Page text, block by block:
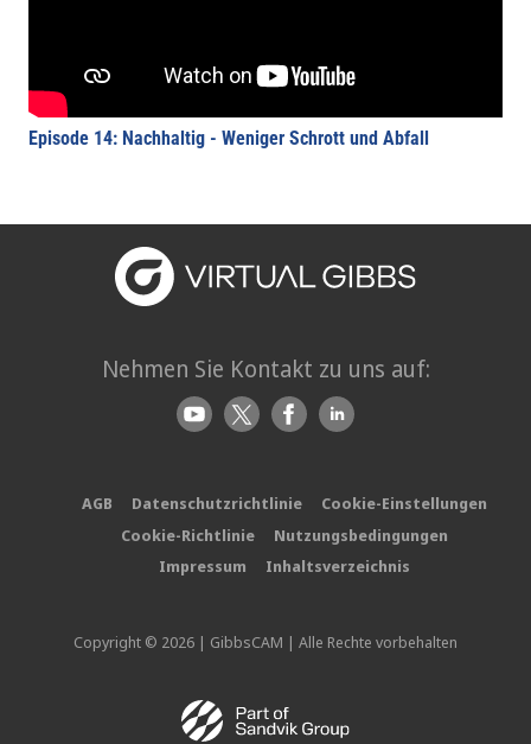
Episode 14: Nachhaltig - Weniger Schrott und Abfall
Nehmen Sie Kontakt zu uns auf:
AGB Datenschutzrichtlinie
Cookie-Einstellungen
Cookie-Richtlinie
Nutzungsbedingungen
Impressum
Inhaltsverzeichnis
Copyright © 2026 | GibbsCAM | Alle Rechte vorbehalten